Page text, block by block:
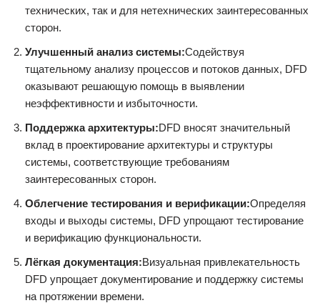
технических, так и для нетехнических заинтересованных
сторон.
Улучшенный анализ системы:Содействуя
тщательному анализу процессов и потоков данных, DFD
оказывают решающую помощь в выявлении
неэффективности и избыточности.
Поддержка архитектуры:DFD вносят значительный
вклад в проектирование архитектуры и структуры
системы, соответствующие требованиям
заинтересованных сторон.
Облегчение тестирования и верификации:Определяя
входы и выходы системы, DFD упрощают тестирование
и верификацию функциональности.
Лёгкая документация:Визуальная привлекательность
DFD упрощает документирование и поддержку системы
на протяжении времени.